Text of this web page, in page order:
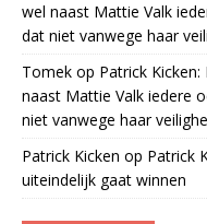
wel naast Mattie Valk
dat niet vanwege haar
Tomek op Patrick
naast Mattie Valk iedere
niet vanwege haar
Patrick Kicken op Patrick
uiteindelijk gaat winnen